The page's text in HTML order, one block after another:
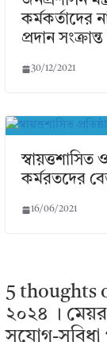
কর্মকর্তাদের
প্রদান
30/12/2021
স্বায়ত্তশাসিত
কর্মরতদের
16/06/2021
5 thoughts
২০২৪ ।
সুযােগ-সুবিধা